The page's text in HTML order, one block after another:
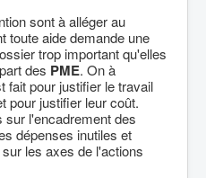
sont à alléger au
toute aide demande une
trop important qu'elles
des PME. On à
fait pour justifier le travail
pour justifier leur coût.
sur l'encadrement des
dépenses inutiles et
les axes de l'actions